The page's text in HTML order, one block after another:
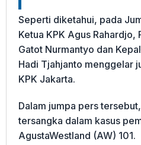
Seperti diketahui, pada
Ketua KPK Agus
Gatot Nurmantyo dan
Hadi Tjahjanto menggelar
KPK Jakarta.
Dalam jumpa pers
tersangka dalam kasus
AgustaWestland (AW) 101.